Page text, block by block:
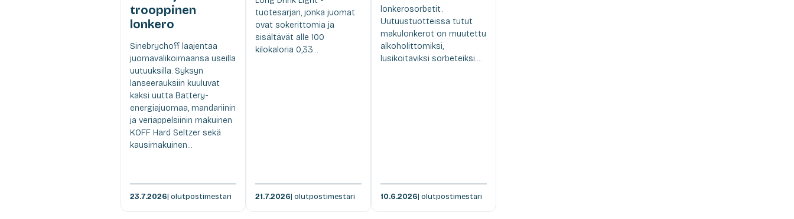
trooppinen
lonkero
Sinebrychoff laajentaa
juomavalikoimaansa useilla
uutuuksilla. Syksyn
lanseerauksiin kuuluvat
kaksi uutta Battery-
energiajuomaa, mandariinin
ja veriappelsiinin makuinen
KOFF Hard Seltzer sekä
kausimakuinen...
23.7.2026| olutpostimestari
tuotesarjan, jonka juomat
ovat sokerittomia ja
sisältävät alle 100
kilokaloria 0,33...
21.7.2026| olutpostimestari
lonkerosorbetit.
Uutuustuotteissa tutut
makulonkerot on muutettu
alkoholittomiksi,
lusikoitaviksi sorbeteiksi....
10.6.2026| olutpostimestari